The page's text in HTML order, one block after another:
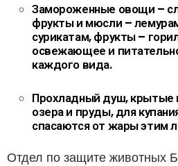
Замороженные овощи –
фрукты и мюсли –
сурикатам, фрукты –
освежающее и
каждого вида.
Прохладный душ, крытые
озера и пруды, для
спасаются от жары этим
Отдел по защите животных